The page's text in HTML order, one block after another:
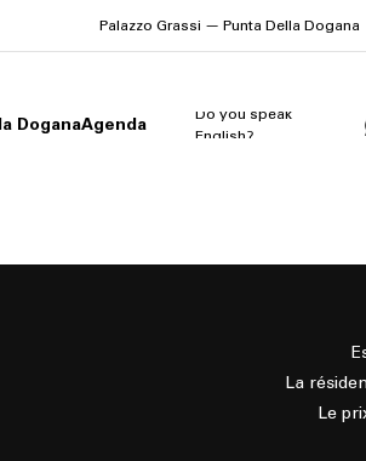
Palazzo Grassi — Punta Della Dogana
DoganaAgenda
Do you speak
English?
La
Le